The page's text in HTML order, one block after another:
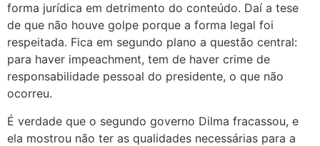
forma jurídica em detrimento do conteúdo. Daí a tese
de que não houve golpe porque a forma legal foi
respeitada. Fica em segundo plano a questão central:
para haver impeachment, tem de haver crime de
responsabilidade pessoal do presidente, o que não
ocorreu.
É verdade que o segundo governo Dilma fracassou, e
ela mostrou não ter as qualidades necessárias para a